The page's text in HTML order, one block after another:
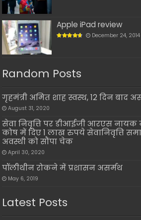
Apple iPad review
December 24, 2014
Random Posts
गृहमंत्री अमित शाह स्वस्थ, 12 दिन बाद
August 31, 2020
सेवा निवृत्ति पर डीआईजी आरएस नायक
कोष में दिए 1 लाख रुपये सेवानिवृत्ति
अवस्थी को सौंपा चेक
April 30, 2020
पॉलीथीन रोकने में प्रशासन असर्मथ
May 6, 2019
Latest Posts